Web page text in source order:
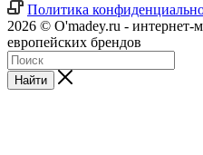
Политика
2026 © O'madey.ru - интернет-
европейских брендов
Найти